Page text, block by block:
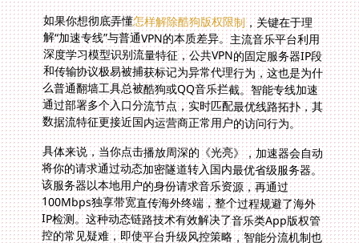
如果你想彻底弄懂怎样解除酷狗版权限制，关键在于理
解“加速专线”与普通VPN的本质差异。主流音乐平台利用
深度学习模型识别流量特征，公共VPN的固定服务器IP段
和传输协议极易被捕获标记为异常代理行为，这也是为什
么普通翻墙工具总被酷狗或QQ音乐拦截。智能专线加速
通过部署多个入口分流节点，实时匹配最优线路拓扑，其
数据流特征更接近国内运营商正常用户的访问行为。
具体来说，当你点击播放周深的《光亮》，加速器会自动
将你的请求通过动态加密隧道转入国内最优省级服务器。
该服务器以本地用户的身份请求音乐资源，再通过
100Mbps独享带宽直传海外终端，整个过程规避了海外
IP检测。这种动态链路技术有效解决了音乐类App版权管
控的常见疑难，即使平台升级风控策略，智能分流机制也